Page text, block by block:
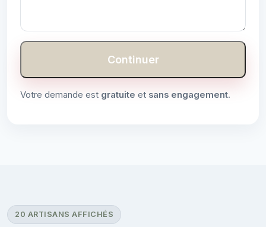
Continuer
Votre demande est gratuite et sans engagement.
20 ARTISANS AFFICHÉS